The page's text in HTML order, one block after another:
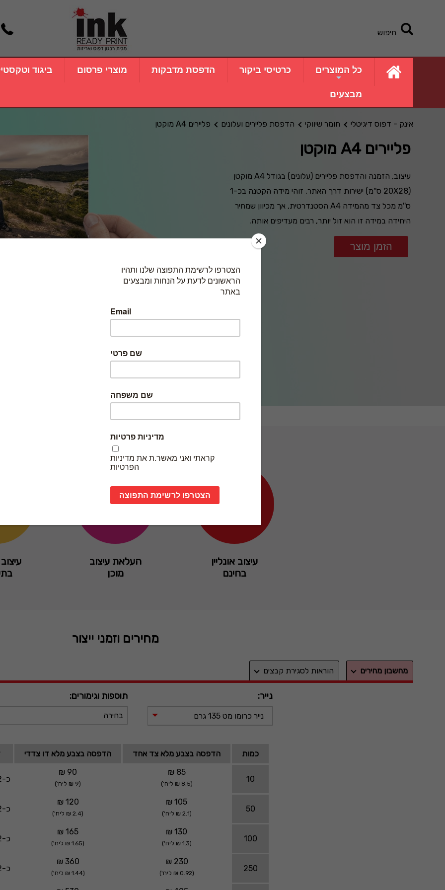
חיפוש
כל המוצרים כרטיסי ביקור הדפסת מדבקות מוצרי פרסום ביגוד
מבצעים
אינק - דפוס דיגיטלי חומר שיווקי הדפסת פליירים ועלונים פליירים A4 מוקטן
פליירים A4 מוקטן
עיצוב, הזמנה והדפסת פליירים (עלונים) בגודל A4 מוקטן
(20X28 ס''מ) ישירות דרך האתר. זוהי מידה הקטנה בכ-1
ס''מ מכל צד מהמידה A4 הסטנדרטית, אך מכיוון שמחיר
היחידה במידה זו הוא זול יותר, רבים מעדיפים אותה.
הזמן מוצר
כדי להזמין, בחרו באחת האפשרויות הבאות:
עיצוב אונליין
בחינם
העלאת עיצוב
מוכן
מחירים וזמני ייצור
מחשבון מחירים הוראות לסגירת קבצים
נייר:
נייר כרומו מט 135 גרם
תוספות וגימורים:
בחירה
כמות הדפסה בצבע מלא צד אחד הדפסה בצבע מלא דו צדדי
10
85 ₪
(8.5 ₪ ליח')
90 ₪
(9 ₪ ליח') כ-2 ימי עסקים
50
105 ₪
(2.1 ₪ ליח')
120 ₪
(2.4 ₪ ליח') כ-2 ימי עסקים
100
130 ₪
(1.3 ₪ ליח')
165 ₪
(1.65 ₪ ליח') כ-2 ימי עסקים
250
230 ₪
(0.92 ₪ ליח')
360 ₪
(1.44 ₪ ליח') כ-2 ימי עסקים